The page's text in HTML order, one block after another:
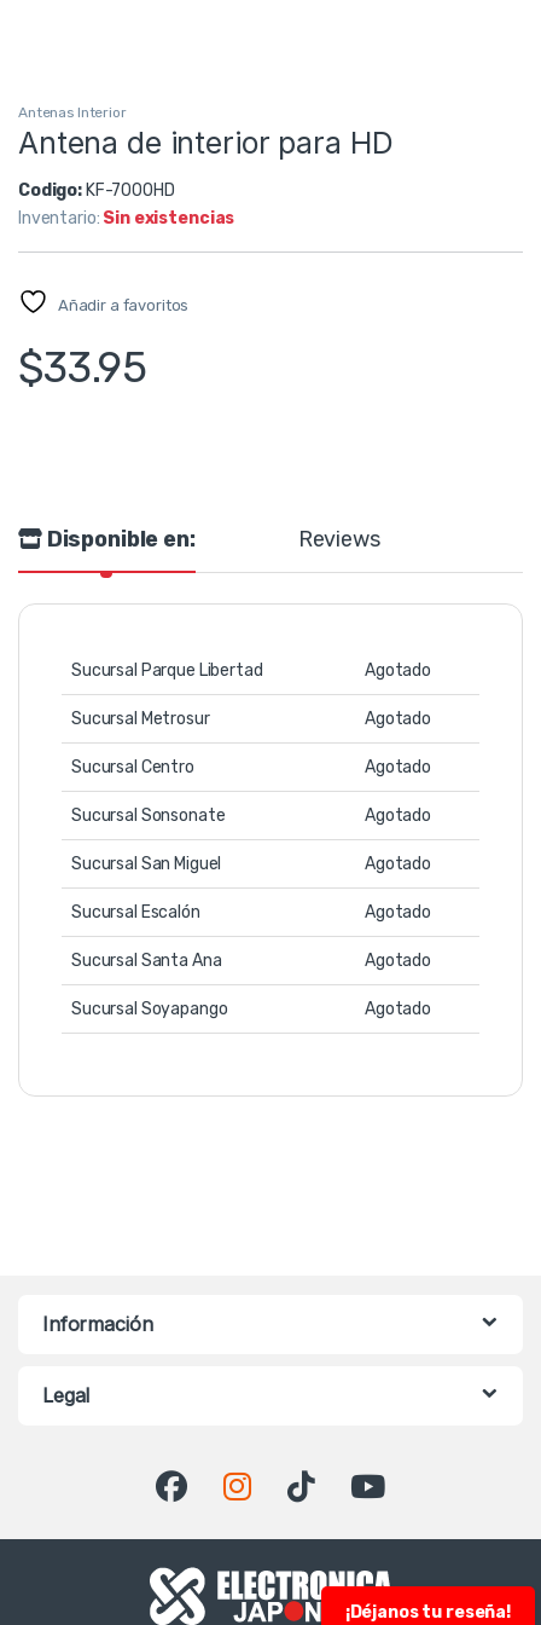
Antenas Interior
Antena de interior para HD
Codigo: KF-7000HD
Inventario: Sin existencias
Añadir a favoritos
$33.95
Disponible en: Reviews
Sucursal Parque Libertad Agotado
Sucursal Metrosur Agotado
Sucursal Centro Agotado
Sucursal Sonsonate Agotado
Sucursal San Miguel Agotado
Sucursal Escalón Agotado
Sucursal Santa Ana Agotado
Sucursal Soyapango Agotado
Información
Legal
¡Déjanos tu reseña!